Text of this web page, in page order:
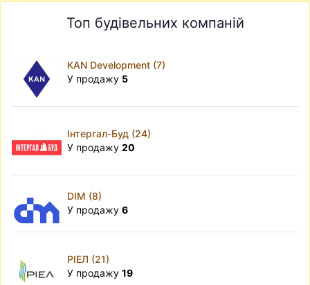
Топ будівельних компаній
KAN Development (7)
У продажу 5
Інтергал-Буд (24)
У продажу 20
DIM (8)
У продажу 6
РІЕЛ (21)
У продажу 19